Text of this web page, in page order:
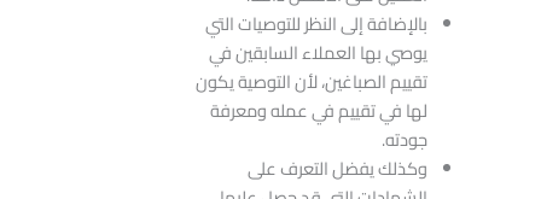
بالإضافة إلى النظر للتوصيات التي
يوصي بها العملاء السابقين في
تقييم الصباغين، لأن التوصية يكون
لها في تقييم في عمله ومعرفة
جودته.
وكذلك يفضل التعرف على